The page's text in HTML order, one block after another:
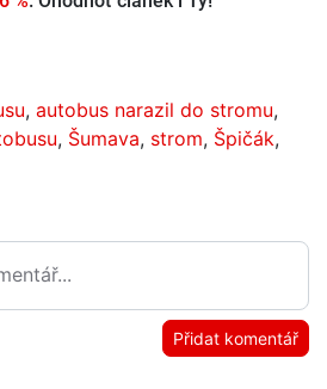
, autobus narazil do stromu,
, Šumava, strom, Špičák,
Přidat komentář